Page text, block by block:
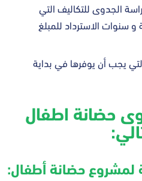
الجدوى للتكاليف التي
سنوات الاسترداد للمبلغ
يجب أن يوفرها في بداية
حضانة اطفال